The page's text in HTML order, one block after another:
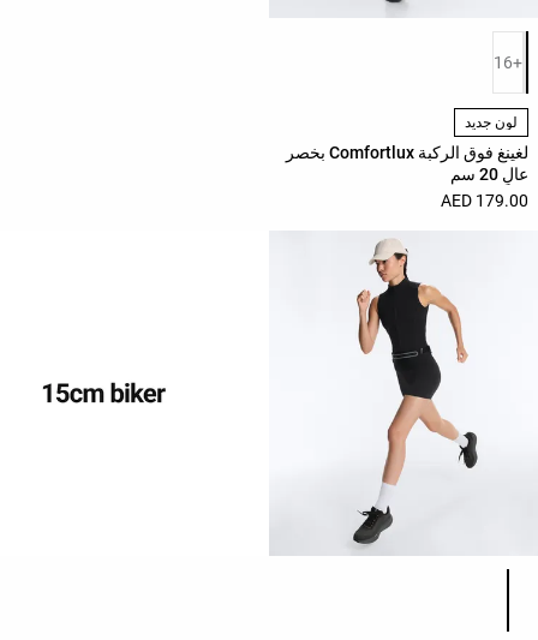
افتتاحية
مساعدة
قائمة ألوان المنتج
+16
لون جديد
لغينغ فوق الركبة Comfortlux بخصر
عالٍ 20 سم
179.00 AED